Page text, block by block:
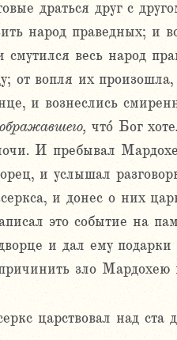
драться друг с
народ праведных; и
весь народ
от вопля их
и вознеслись
что́ Бог
И пребывал
и услышал
и донес о них
это событие на
и дал ему
зло Мардохею
царствовал над ста